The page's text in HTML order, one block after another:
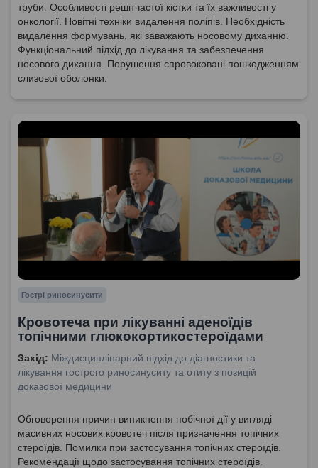
труби. Особливості решітчастої кістки та їх важливості у
онкології. Новітні техніки видалення поліпів. Необхідність
видалення формувань, які заважають носовому диханню.
Функціональний підхід до лікування та забезпечення
носового дихання. Порушення спровоковані пошкодженням
слизової оболонки.
Гострі риносинусити
Кровотеча при лікуванні аденоїдів
топічними глюкокортикостероїдами
Захід: Міждисциплінарний підхід до діагностики та
лікування гострого риносинуситу та отиту з позицій
доказової медицини
Обговорення причин виникнення побічної дії у вигляді
масивних носових кровотеч після призначення топічних
стероїдів. Помилки при застосування топічних стероїдів.
Рекомендації щодо застосування топічних стероїдів.